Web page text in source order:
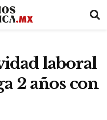
laboral
2 años con